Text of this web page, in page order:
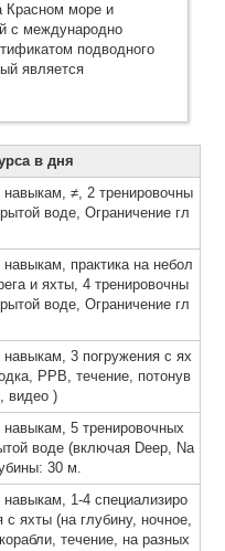
Красном море и
с международно
подводного
является
в дня
≠, 2 тренировочны
воде, Ограничение гл
практика на небол
и яхты, 4 тренировочны
воде, Ограничение гл
3 погружения с ях
PPB, течение, потонув
видео )
5 тренировочных
воде (включая Deep, Na
30 м.
1-4 специализиро
с яхты (на глубину, ночное,
течение, на разных